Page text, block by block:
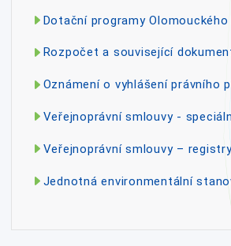
Dotační programy Olomouckého
Rozpočet a související
Oznámení o vyhlášení právního
Veřejnoprávní smlouvy -
Veřejnoprávní smlouvy –
Jednotná environmentální